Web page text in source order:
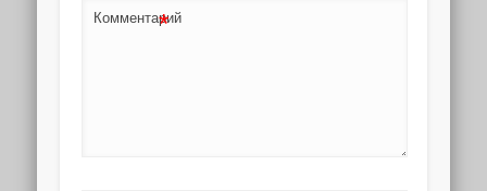
Комментарий
*